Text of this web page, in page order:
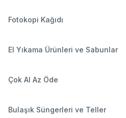
Fotokopi Kağıdı
El Yıkama Ürünleri ve Sabunlar
Çok Al Az Öde
Bulaşık Süngerleri ve Teller